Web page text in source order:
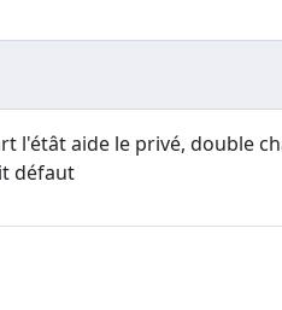
aide le privé, double
défaut